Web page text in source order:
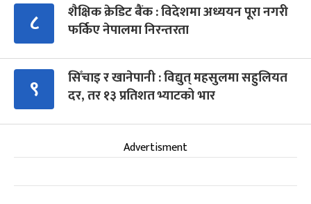
८
शैक्षिक क्रेडिट बैंक : विदेशमा अध्ययन पूरा नगरी
फर्किए नेपालमा निरन्तरता
९
सिँचाइ र खानेपानी : विद्युत् महसुलमा सहुलियत
दर, तर १३ प्रतिशत भ्याटको भार
Advertisment